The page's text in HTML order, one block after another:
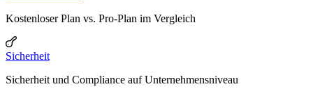
Kostenloser Plan vs. Pro-Plan im Vergleich
Sicherheit
Sicherheit und Compliance auf Unternehmensniveau